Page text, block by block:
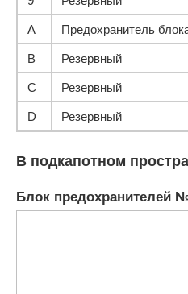
A Предохранитель
B Резервный
C Резервный
D Резервный
В подкапотном
Блок предохранителей